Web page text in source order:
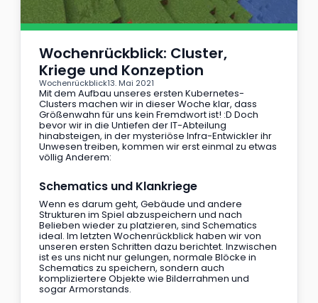
Wochenrückblick: Cluster,
Kriege und Konzeption
Wochenrückblick13. Mai 2021
Mit dem Aufbau unseres ersten Kubernetes-
Clusters machen wir in dieser Woche klar, dass
Größenwahn für uns kein Fremdwort ist! :D Doch
bevor wir in die Untiefen der IT-Abteilung
hinabsteigen, in der mysteriöse Infra-Entwickler ihr
Unwesen treiben, kommen wir erst einmal zu etwas
völlig Anderem:
Schematics und Klankriege
Wenn es darum geht, Gebäude und andere
Strukturen im Spiel abzuspeichern und nach
Belieben wieder zu platzieren, sind Schematics
ideal. Im letzten Wochenrückblick haben wir von
unseren ersten Schritten dazu berichtet. Inzwischen
ist es uns nicht nur gelungen, normale Blöcke in
Schematics zu speichern, sondern auch
kompliziertere Objekte wie Bilderrahmen und
sogar Armorstands.